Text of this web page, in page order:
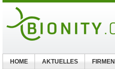
HOME AKTUELLES